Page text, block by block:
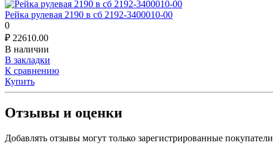
Рейка рулевая 2190 в сб 2192-3400010-00
0
₽ 22610.00
В наличии
В закладки
К сравнению
Купить
Отзывы и оценки
Добавлять отзывы могут только зарегистрированные покупатели